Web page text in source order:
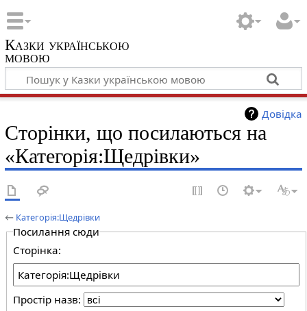
Казки українською
мовою
Довідка
Сторінки, що посилаються на
«Категорія:Щедрівки»
← Категорія:Щедрівки
Посилання сюди
Сторінка:
Простір назв: